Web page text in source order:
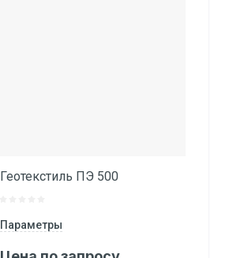
Геотекстиль ПЭ 500
Параметры